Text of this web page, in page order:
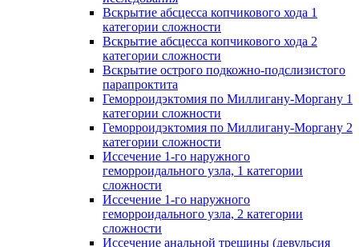
Вскрытие абсцесса копчикового хода 1
категории сложности
Вскрытие абсцесса копчикового хода 2
категории сложности
Вскрытие острого подкожно-подслизистого
парапроктита
Геморроидэктомия по Миллигану-Моргану 1
категории сложности
Геморроидэктомия по Миллигану-Моргану 2
категории сложности
Иссечение 1-го наружного
геморроидального узла, 1 категории
сложности
Иссечение 1-го наружного
геморроидального узла, 2 категории
сложности
Иссечение анальной трещины (девульсия